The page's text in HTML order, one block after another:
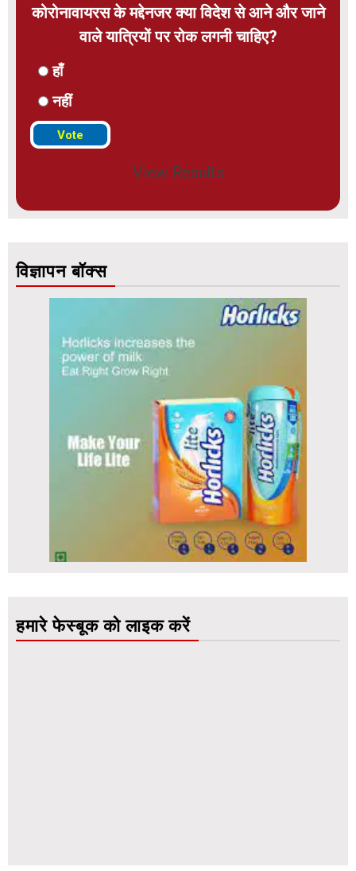
कोरोनावायरस के मद्देनजर क्या विदेश से आने और जाने
वाले यात्रियों पर रोक लगनी चाहिए?
हाँ
नहीं
View Results
विज्ञापन बॉक्स
हमारे फेस्बूक को लाइक करें